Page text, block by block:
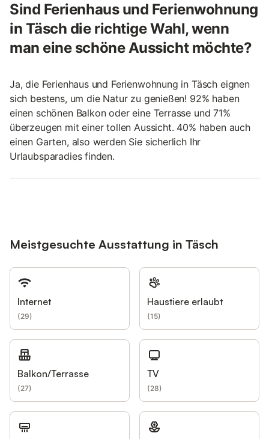
Sind Ferienhaus und Ferienwohnung
in Täsch die richtige Wahl, wenn
man eine schöne Aussicht möchte?
Ja, die Ferienhaus und Ferienwohnung in Täsch eignen
sich bestens, um die Natur zu genießen! 92% haben
einen schönen Balkon oder eine Terrasse und 71%
überzeugen mit einer tollen Aussicht. 40% haben auch
einen Garten, also werden Sie sicherlich Ihr
Urlaubsparadies finden.
Meistgesuchte Ausstattung in Täsch
Internet
(29)
Haustiere erlaubt
(15)
Balkon/Terrasse
(27)
TV
(28)